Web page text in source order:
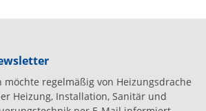
möchte regelmäßig von Heizungsdrache
Heizung, Installation, Sanitär und